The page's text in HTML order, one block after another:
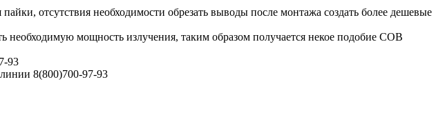
отсутствия необходимости обрезать выводы после монтажа создать более дешевые
мощность излучения, таким образом получается некое подобие COB
93
8(800)700-97-93